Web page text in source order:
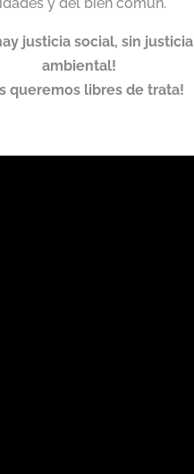
justicia social, sin justicia
ambiental!
queremos libres de trata!